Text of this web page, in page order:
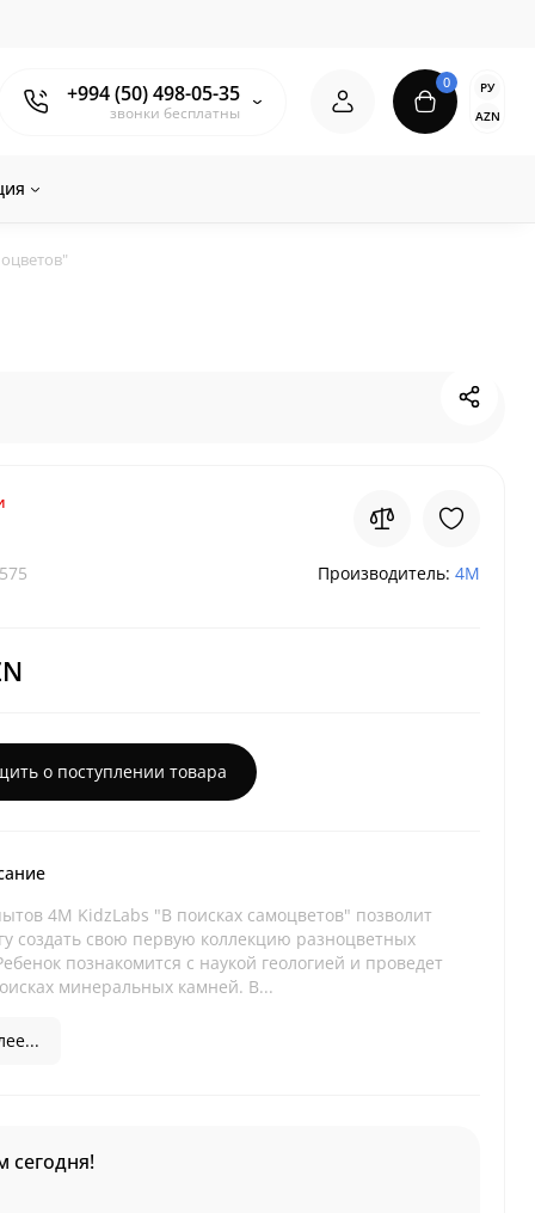
+994 (50) 498-05-35
звонки бесплатны
0
РУ
AZN
Производитель: 4M
о поступлении товара
4M KidzLabs "В поисках самоцветов" позволит
создать свою первую коллекцию разноцветных
познакомится с наукой геологией и проведет
минеральных камней. В...
сегодня!